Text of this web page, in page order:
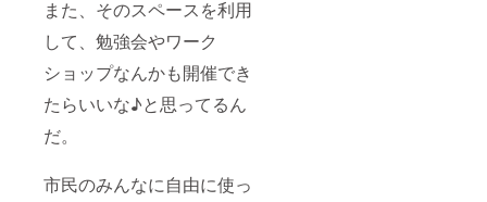
また、そのスペースを利用
して、勉強会やワーク
ショップなんかも開催でき
たらいいな♪と思ってるん
だ。
市民のみんなに自由に使っ